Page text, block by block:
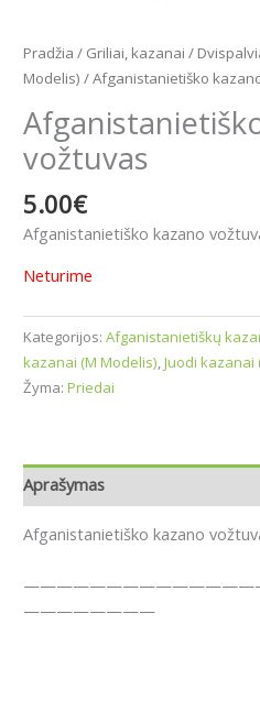
Pradžia / Griliai, kazanai /
Modelis) / Afganistanietiško
vožtuvas
5.00€
Afganistanietiško kazano
Neturime
Kategorijos: Afganistanietiškų
kazanai (M Modelis),Juodi kazanai
Žyma: Priedai
Aprašymas
Afganistanietiško kazano
————————